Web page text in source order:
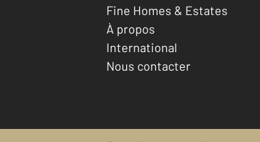
Fine Homes & Estates
À propos
International
Nous contacter